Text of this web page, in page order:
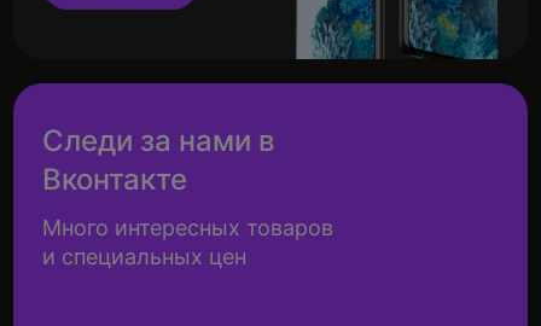
Следи за нами в
Вконтакте
Много интересных товаров
и специальных цен